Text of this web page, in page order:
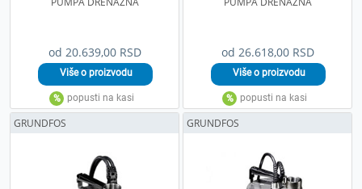
od 20.639,00 RSD od 26.618,00 RSD
GRUNDFOS GRUNDFOS